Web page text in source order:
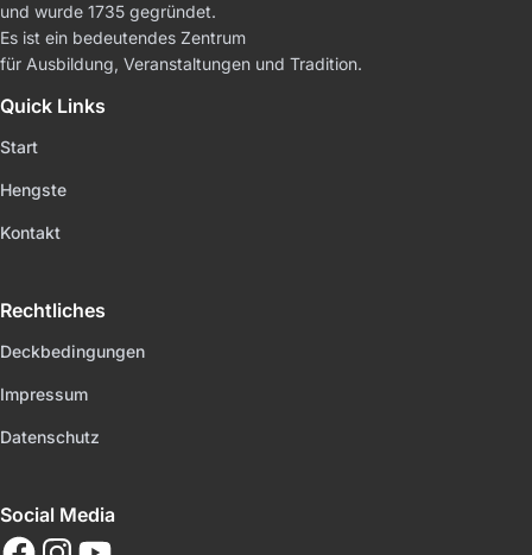
und wurde 1735 gegründet.
Es ist ein bedeutendes Zentrum
für Ausbildung, Veranstaltungen und Tradition.
Quick Links
Start
Hengste
Kontakt
Rechtliches
Deckbedingungen
Impressum
Datenschutz
Social Media